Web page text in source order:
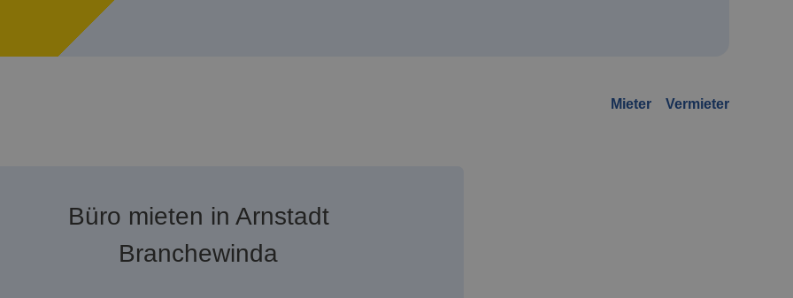
Mieter Vermieter
Büro mieten in Arnstadt
Branchewinda